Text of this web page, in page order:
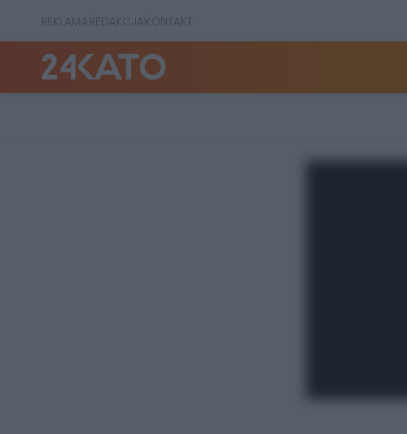
REKLAMAREDAKCJAKONTAKT